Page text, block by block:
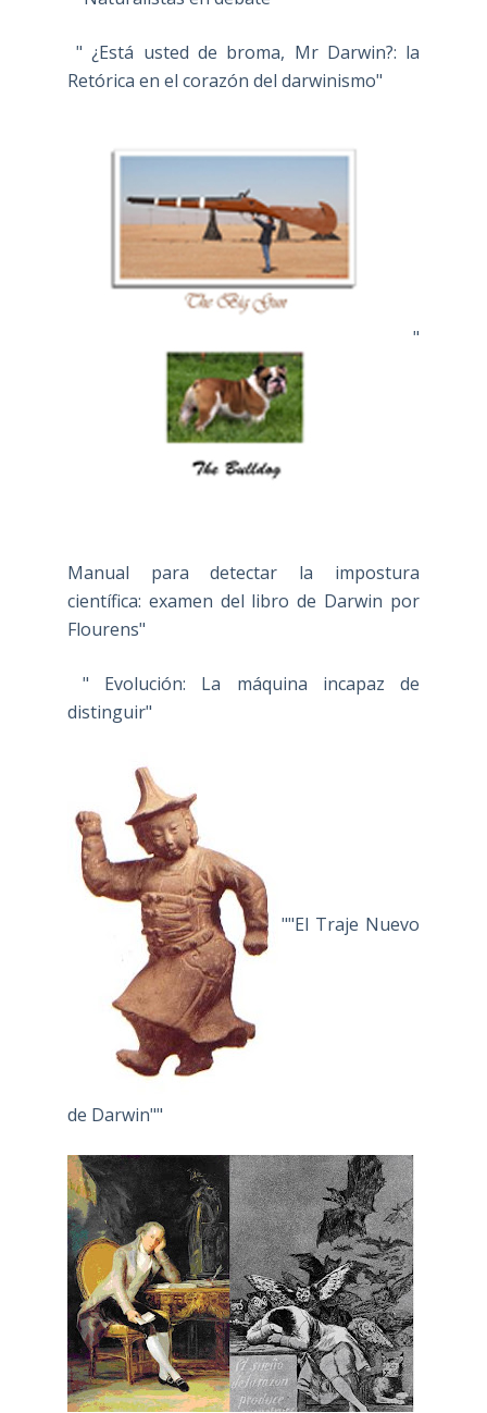
" ¿Está usted de broma, Mr Darwin?: la
Retórica en el corazón del darwinismo"
"
Manual para detectar la impostura
científica: examen del libro de Darwin por
Flourens"
" Evolución: La máquina incapaz de
distinguir"
""El Traje Nuevo
de Darwin""